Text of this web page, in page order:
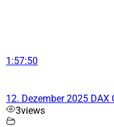
1:57:50
12. Dezember 2025 DAX
3views